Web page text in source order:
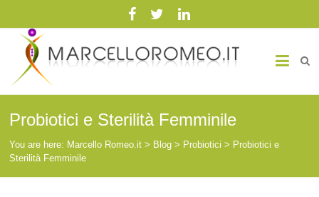
Marcello Romeo.it
Medicina Biointegrata
Probiotici e Sterilità Femminile
You are here: Marcello Romeo.it > Blog > Probiotici > Probiotici e
Sterilità Femminile